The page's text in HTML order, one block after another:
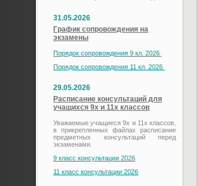
31.05.2026
График сопровождения на
экзамены
Порядок сопровождения 9 кл. 2026
Порядок сопровождения 11 кл. 2026
29.05.2026
Расписание консультаций для
учащихся 9х и 11х классов
Уважаемые учащиеся 9х и 11х классов,
в прикрепленных файлах расписание
предметных консультаций перед
экзаменами.
9 класс консультации 2026
11 класс консультации 2026